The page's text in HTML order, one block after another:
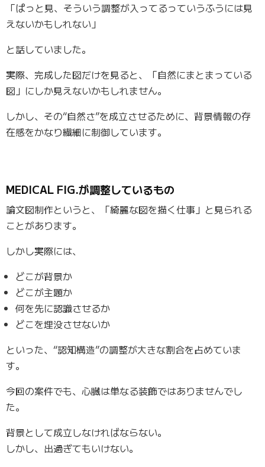
「ぱっと見、そういう調整が入ってるっていうふうには見
えないかもしれない」
と話していました。
実際、完成した図だけを見ると、「自然にまとまっている
図」にしか見えないかもしれません。
しかし、その“自然さ”を成立させるために、背景情報の存
在感をかなり繊細に制御しています。
MEDICAL FIG.が調整しているもの
論文図制作というと、「綺麗な図を描く仕事」と見られる
ことがあります。
しかし実際には、
どこが背景か
どこが主題か
何を先に認識させるか
どこを埋没させないか
といった、“認知構造”の調整が大きな割合を占めていま
す。
今回の案件でも、心臓は単なる装飾ではありませんでし
た。
背景として成立しなければならない。
しかし、出過ぎてもいけない。